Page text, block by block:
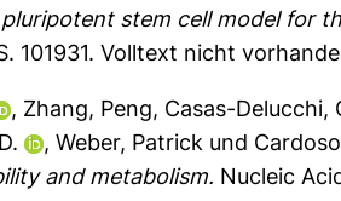
stem cell model for
101931. Volltext nicht
, Zhang, Peng, Casas-Delucchi,
, Weber, Patrick und
and metabolism. Nucleic